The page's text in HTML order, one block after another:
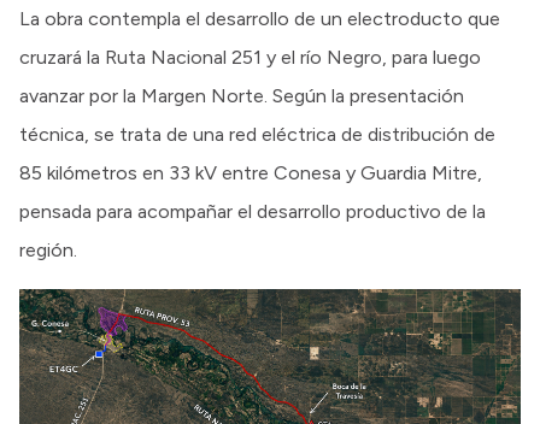
La obra contempla el desarrollo de un electroducto que
cruzará la Ruta Nacional 251 y el río Negro, para luego
avanzar por la Margen Norte. Según la presentación
técnica, se trata de una red eléctrica de distribución de
85 kilómetros en 33 kV entre Conesa y Guardia Mitre,
pensada para acompañar el desarrollo productivo de la
región.